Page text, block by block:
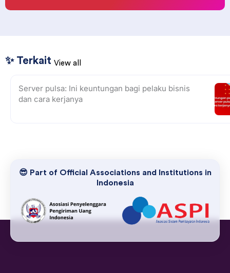
✨ Terkait View all
Server pulsa: Ini keuntungan bagi pelaku bisnis
dan cara kerjanya
😎 Part of Official Associations and Institutions in
Indonesia